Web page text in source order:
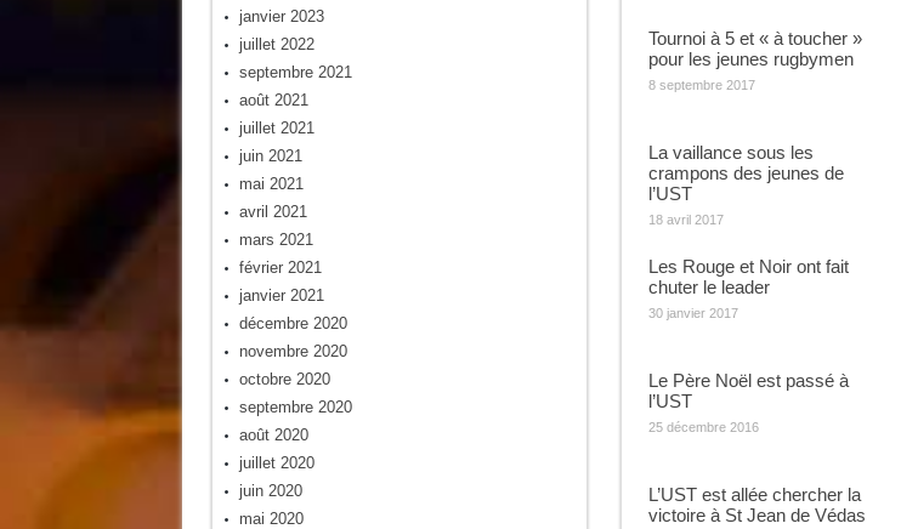
Tournoi à 5 et « à toucher »
pour les jeunes rugbymen
8 septembre 2017
La vaillance sous les
crampons des jeunes de
l’UST
18 avril 2017
Les Rouge et Noir ont fait
chuter le leader
30 janvier 2017
Le Père Noël est passé à
l’UST
25 décembre 2016
L’UST est allée chercher la
victoire à St Jean de Védas
janvier 2023
juillet 2022
septembre 2021
août 2021
juillet 2021
juin 2021
mai 2021
avril 2021
mars 2021
février 2021
janvier 2021
décembre 2020
novembre 2020
octobre 2020
septembre 2020
août 2020
juillet 2020
juin 2020
mai 2020